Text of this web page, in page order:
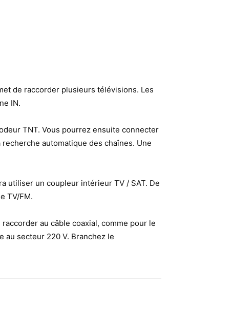
de raccorder plusieurs télévisions. Les
IN.
TNT. Vous pourrez ensuite connecter
automatique des chaînes. Une
utiliser un coupleur intérieur TV / SAT. De
TV/FM.
au câble coaxial, comme pour le
au secteur 220 V. Branchez le